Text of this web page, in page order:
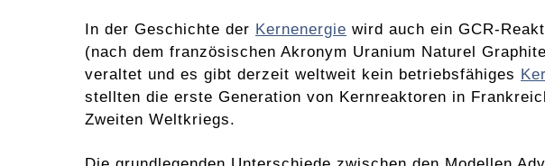
In der Geschichte der Kernenergie wird auch ein GCR-
(nach dem französischen Akronym Uranium Naturel
veraltet und es gibt derzeit weltweit kein betriebsfähiges
stellten die erste Generation von Kernreaktoren in
Zweiten Weltkriegs.